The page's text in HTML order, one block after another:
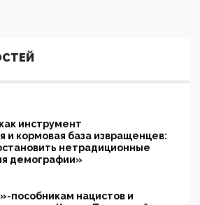
инструмент
и кормовая база извращенцев:
нетрадиционные
демографии»
пособникам нацистов и